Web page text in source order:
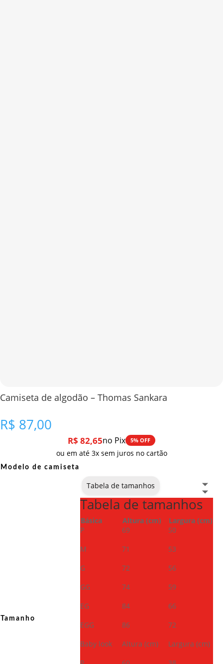
Camiseta de algodão – Thomas Sankara
R$ 87,00
R$ 82,65no Pix 5% OFF
ou em até 3x sem juros no cartão
Modelo de camiseta
Tamanho
Tabela de tamanhos
Tabela de tamanhos
Básica Altura (cm)
Largura (cm)
P
69
50
M
71
53
G
72
56
GG
74
59
EG
84
66
EGG
86
72
Baby look
Altura (cm)
Largura (cm)